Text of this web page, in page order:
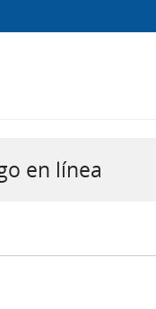
en línea